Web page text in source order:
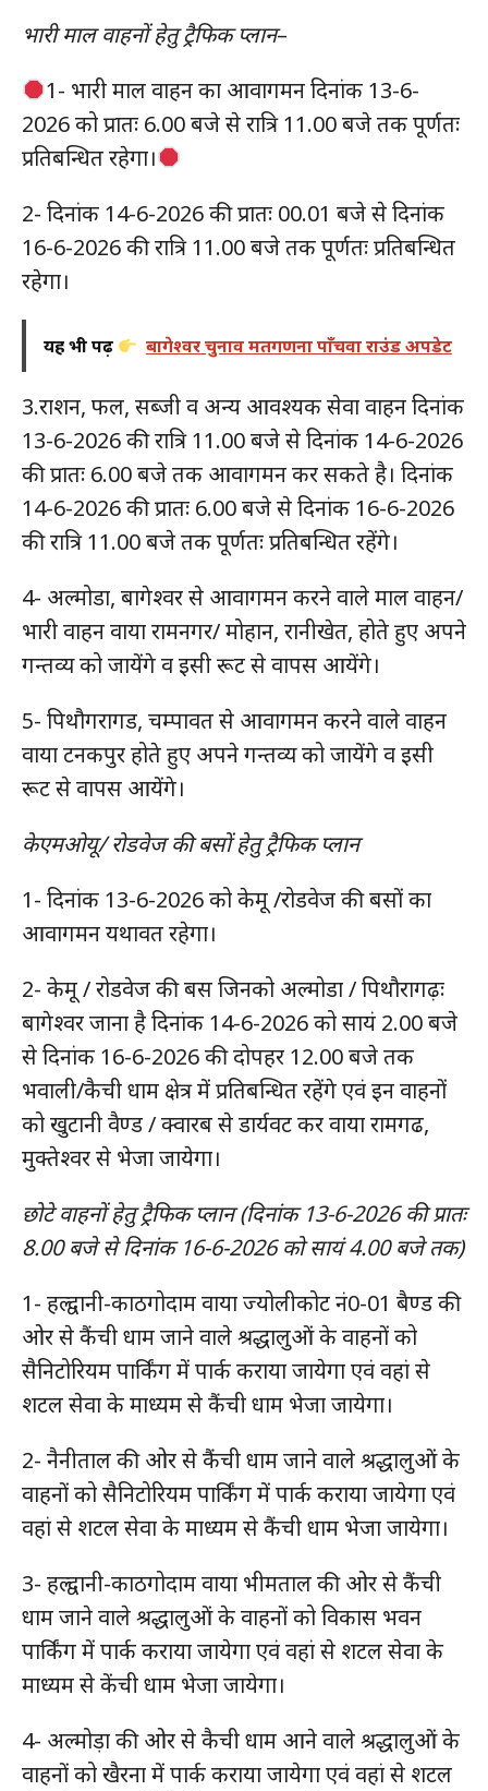
भारी माल वाहनों हेतु ट्रैफिक प्लान–
1- भारी माल वाहन का आवागमन दिनांक 13-6-
2026 को प्रातः 6.00 बजे से रात्रि 11.00 बजे तक पूर्णतः
प्रतिबन्धित रहेगा।
2- दिनांक 14-6-2026 की प्रातः 00.01 बजे से दिनांक
16-6-2026 की रात्रि 11.00 बजे तक पूर्णतः प्रतिबन्धित
रहेगा।
यह भी पढ़ें बागेश्वर चुनाव मतगणना पाँचवा राउंड अपडेट
3.राशन, फल, सब्जी व अन्य आवश्यक सेवा वाहन दिनांक
13-6-2026 की रात्रि 11.00 बजे से दिनांक 14-6-2026
की प्रातः 6.00 बजे तक आवागमन कर सकते है। दिनांक
14-6-2026 की प्रातः 6.00 बजे से दिनांक 16-6-2026
की रात्रि 11.00 बजे तक पूर्णतः प्रतिबन्धित रहेंगे।
4- अल्मोडा, बागेश्वर से आवागमन करने वाले माल वाहन/
भारी वाहन वाया रामनगर/ मोहान, रानीखेत, होते हुए अपने
गन्तव्य को जायेंगे व इसी रूट से वापस आयेंगे।
5- पिथौगरागड, चम्पावत से आवागमन करने वाले वाहन
वाया टनकपुर होते हुए अपने गन्तव्य को जायेंगे व इसी
रूट से वापस आयेंगे।
केएमओयू/ रोडवेज की बसों हेतु ट्रैफिक प्लान
1- दिनांक 13-6-2026 को केमू /रोडवेज की बसों का
आवागमन यथावत रहेगा।
2- केमू / रोडवेज की बस जिनको अल्मोडा / पिथौरागढ़ः
बागेश्वर जाना है दिनांक 14-6-2026 को सायं 2.00 बजे
से दिनांक 16-6-2026 की दोपहर 12.00 बजे तक
भवाली/कैची धाम क्षेत्र में प्रतिबन्धित रहेंगे एवं इन वाहनों
को खुटानी वैण्ड / क्वारब से डार्यवट कर वाया रामगढ,
मुक्तेश्वर से भेजा जायेगा।
छोटे वाहनों हेतु ट्रैफिक प्लान (दिनांक 13-6-2026 की प्रातः
8.00 बजे से दिनांक 16-6-2026 को सायं 4.00 बजे तक)
1- हल्द्वानी-काठगोदाम वाया ज्योलीकोट नं0-01 बैण्ड की
ओर से कैंची धाम जाने वाले श्रद्धालुओं के वाहनों को
सैनिटोरियम पार्किंग में पार्क कराया जायेगा एवं वहां से
शटल सेवा के माध्यम से कैंची धाम भेजा जायेगा।
2- नैनीताल की ओर से कैंची धाम जाने वाले श्रद्धालुओं के
वाहनों को सैनिटोरियम पार्किंग में पार्क कराया जायेगा एवं
वहां से शटल सेवा के माध्यम से कैंची धाम भेजा जायेगा।
3- हल्द्वानी-काठगोदाम वाया भीमताल की ओर से कैंची
धाम जाने वाले श्रद्धालुओं के वाहनों को विकास भवन
पार्किंग में पार्क कराया जायेगा एवं वहां से शटल सेवा के
माध्यम से केंची धाम भेजा जायेगा।
4- अल्मोड़ा की ओर से कैची धाम आने वाले श्रद्धालुओं के
वाहनों को खैरना में पार्क कराया जायेगा एवं वहां से शटल